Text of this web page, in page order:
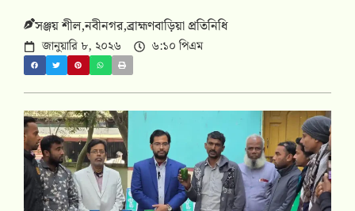
সঞ্জয় শীল,নবীনগর,ব্রাহ্মণবাড়িয়া প্রতিনিধি
জানুয়ারি ৮, ২০২৬ ৬:১০ পিএম